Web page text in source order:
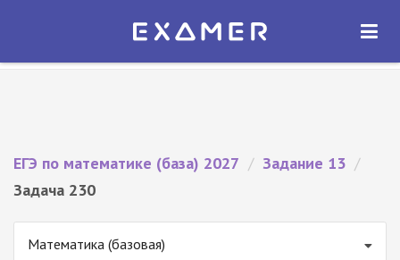
Экзамер — ЕГЭ 2027
ОТКРЫТЬ
ЕГЭ по математике (база) 2027 / Задание 13 /
Задача 230
Математика (базовая)